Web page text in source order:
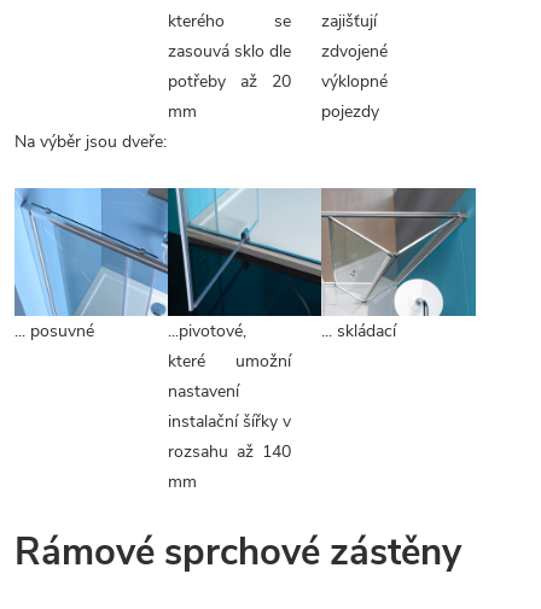
kterého se
zasouvá sklo dle
potřeby až 20
mm
zajišťují
zdvojené
výklopné
pojezdy
Na výběr jsou dveře:
... posuvné
...pivotové,
které umožní
nastavení
instalační šířky v
rozsahu až 140
mm
... skládací
Rámové sprchové zástěny